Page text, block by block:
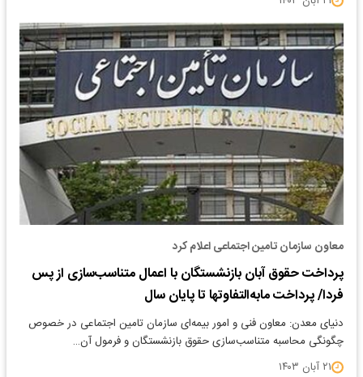
معاون سازمان تامین اجتماعی اعلام کرد
پرداخت حقوق آبان بازنشستگان با اعمال متناسب‌سازی از پس
فردا/ پرداخت مابه‌التفاوتها تا پایان سال
دنیای معدن: معاون فنی و امور بیمه‌ای سازمان تامین اجتماعی در خصوص
چگونگی محاسبه متناسب‌سازی حقوق بازنشستگان و فرمول آن…
۲۱ آبان ۱۴۰۳